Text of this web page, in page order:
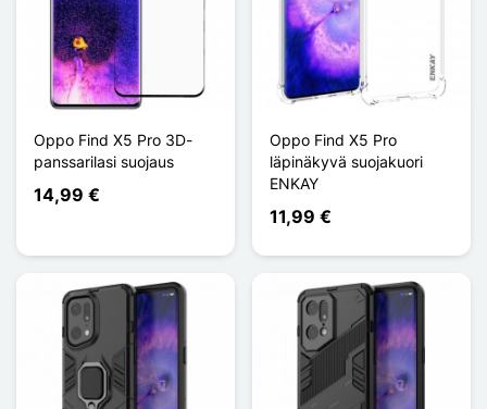
Oppo Find X5 Pro 3D-
panssarilasi suojaus
14,99 €
Oppo Find X5 Pro
läpinäkyvä suojakuori
ENKAY
11,99 €